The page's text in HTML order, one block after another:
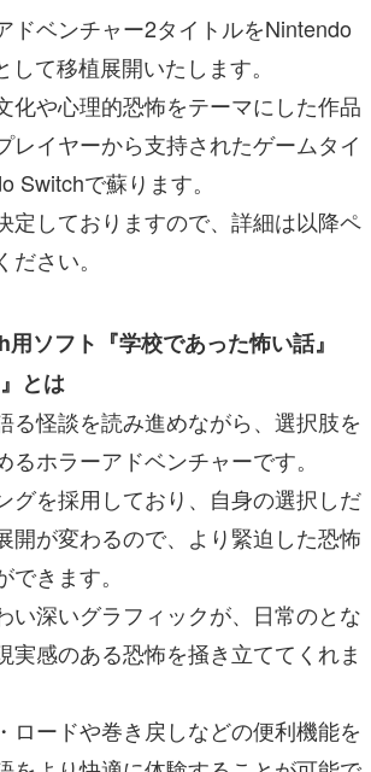
ドベンチャー2タイトルをNintendo
て移植展開いたします。
化や心理的恐怖をテーマにした作品
レイヤーから支持されたゲームタイ
Switchで蘇ります。
定しておりますので、詳細は以降ペ
さい。
ソフト『学校であった怖い話』
とは
る怪談を読み進めながら、選択肢を
ホラーアドベンチャーです。
グを採用しており、自身の選択しだ
開が変わるので、より緊迫した恐怖
きます。
い深いグラフィックが、日常のとな
実感のある恐怖を掻き立ててくれま
ロードや巻き戻しなどの便利機能を